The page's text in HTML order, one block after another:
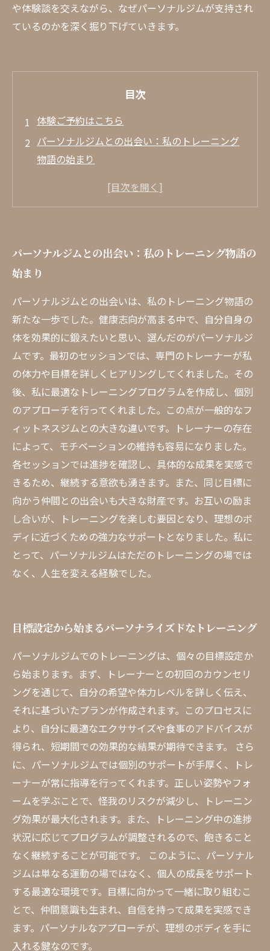
や体験談を交えながら、なぜパーソナルジムが支持され
ているのかを深く掘り下げていきます。
目次
体験ご予約はこちら
パーソナルジムとの出会い：私のトレーニング
物語の始まり
目標設定から始まるパーソナライズドなトレー
理想のボディを手に入れるための秘訣
体験談：私がパーソナルジムで得た効果とは
パーソナルジムとの出会い：私のトレーニング物語の
始まり
パーソナルジムとの出会いは、私のトレーニング物語の
新たな一歩でした。健康志向が高まる中で、自分自身の
体を効果的に鍛えたいと思い、選んだのがパーソナルジ
ムです。最初のセッションでは、専門のトレーナーが私
の体力や目標を詳しくヒアリングしてくれました。その
後、私に最適なトレーニングプログラムを作成し、個別
のアプローチを行ってくれました。この点が一般的なフ
ィットネスジムとの大きな違いです。トレーナーの存在
によって、モチベーションの維持も容易になりました。
各セッションでは進捗を確認し、具体的な成果を実感で
きるため、継続する意欲も湧きます。また、同じ目標に
向かう仲間との出会いも大きな財産です。お互いの励ま
し合いが、トレーニングを楽しむ要因となり、理想のボ
ディに近づくための強力なサポートとなりました。私に
とって、パーソナルジムはただのトレーニングの場では
なく、人生を変える経験でした。
目標設定から始まるパーソナライズドなトレーニング
パーソナルジムでのトレーニングは、個々の目標設定か
ら始まります。まず、トレーナーとの初回のカウンセリ
ングを通じて、自分の希望や体力レベルを詳しく伝え、
それに基づいたプランが作成されます。このプロセスに
より、自分に最適なエクササイズや食事のアドバイスが
得られ、短期間での効果的な結果が期待できます。 さら
に、パーソナルジムでは個別のサポートが手厚く、トレ
ーナーが常に指導を行ってくれます。正しい姿勢やフォ
ームを学ぶことで、怪我のリスクが減少し、トレーニン
グ効果が最大化されます。また、トレーニング中の進捗
状況に応じてプログラムが調整されるので、飽きること
なく継続することが可能です。 このように、パーソナル
ジムは単なる運動の場ではなく、個人の成長をサポート
する最適な環境です。目標に向かって一緒に取り組むこ
とで、仲間意識も生まれ、自信を持って成果を実感でき
ます。パーソナルなアプローチが、理想のボディを手に
入れる鍵なのです。